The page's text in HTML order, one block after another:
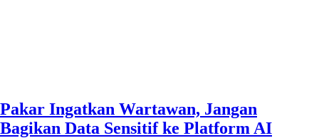
Pakar Ingatkan Wartawan, Jangan
Bagikan Data Sensitif ke Platform AI